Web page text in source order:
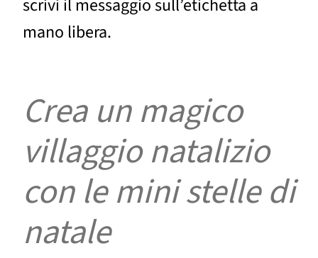
scrivi il messaggio sull’etichetta a
mano libera.
Crea un magico
villaggio natalizio
con le mini stelle di
natale